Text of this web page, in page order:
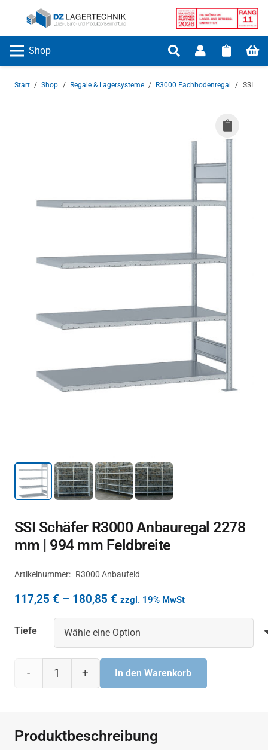
Shop
Start / Shop / Regale & Lagersysteme / R3000 Fachbodenregal / SSI
SSI Schäfer R3000 Anbauregal 2278
mm | 994 mm Feldbreite
Artikelnummer: R3000 Anbaufeld
117,25 € – 180,85 € Preisspanne:
117,25 €
bis
180,85 €
zzgl. 19% MwSt
Tiefe
SSI
R3000
In den Warenkorb
Produktbeschreibung